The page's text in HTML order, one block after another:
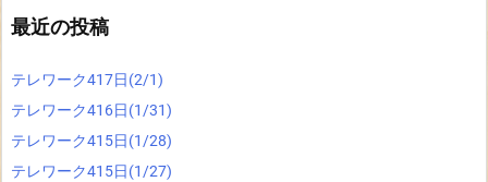
最近の投稿
テレワーク417日(2/1)
テレワーク416日(1/31)
テレワーク415日(1/28)
テレワーク415日(1/27)